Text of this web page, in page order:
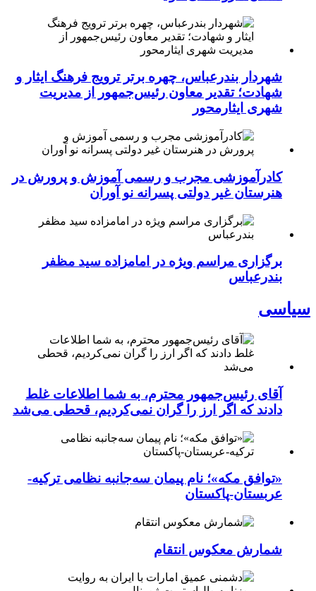
شهردار بندرعباس، چهره برتر ترویج فرهنگ ایثار و
شهادت؛ تقدیر معاون رئیس‌جمهور از مدیریت
شهری ایثارمحور
کادرآموزشی مجرب و رسمی آموزش و پرورش در
هنرستان غیر دولتی پسرانه نو آوران
برگزاری مراسم ویژه در امامزاده سید مظفر
بندرعباس
سیاسی
آقای رئیس‌جمهور محترم، به شما اطلاعات غلط
دادند که اگر ارز را گران نمی‌کردیم، قحطی می‌شد
«توافق مکه»؛ نام پیمان سه‌جانبه نظامی ترکیه-
عربستان-پاکستان
شمارش معکوس انتقام